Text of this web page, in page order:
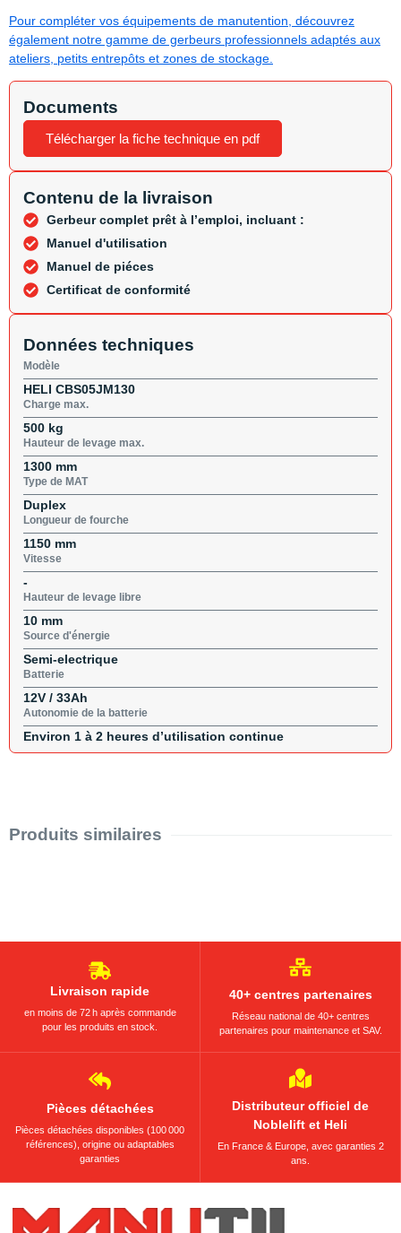
Pour compléter vos équipements de manutention, découvrez
également notre gamme de gerbeurs professionnels adaptés aux
ateliers, petits entrepôts et zones de stockage.
Documents
Télécharger la fiche technique en pdf
Contenu de la livraison
Gerbeur complet prêt à l’emploi, incluant :
Manuel d'utilisation
Manuel de piéces
Certificat de conformité
Données techniques
Modèle
HELI CBS05JM130
Charge max.
500 kg
Hauteur de levage max.
1300 mm
Type de MAT
Duplex
Longueur de fourche
1150 mm
Vitesse
-
Hauteur de levage libre
10 mm
Source d'énergie
Semi-electrique
Batterie
12V / 33Ah
Autonomie de la batterie
Environ 1 à 2 heures d’utilisation continue
Produits similaires
Livraison rapide
en moins de 72 h après commande
pour les produits en stock.
40+ centres partenaires
Réseau national de 40+ centres
partenaires pour maintenance et SAV.
Pièces détachées
Pièces détachées disponibles (100 000
références), origine ou adaptables
garanties
Distributeur officiel de
Noblelift et Heli
En France & Europe, avec garanties 2
ans.